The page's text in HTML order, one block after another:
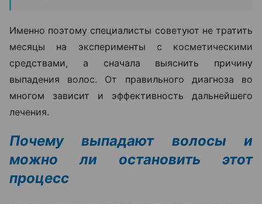
Именно поэтому специалисты советуют не тратить
месяцы на эксперименты с косметическими
средствами, а сначала выяснить причину
выпадения волос. От правильного диагноза во
многом зависит и эффективность дальнейшего
лечения.
Почему выпадают волосы и
можно ли остановить этот
процесс